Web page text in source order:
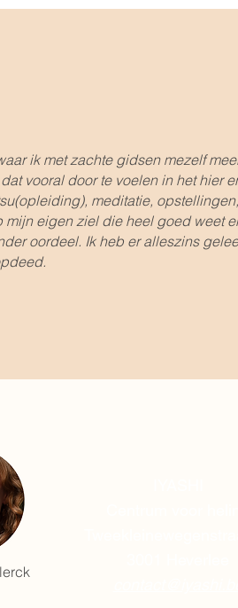
ik met zachte gidsen mezelf
vooral door te voelen in het hier
meditatie,
mijn eigen ziel die heel goed weet
oordeel. Ik heb er alleszins